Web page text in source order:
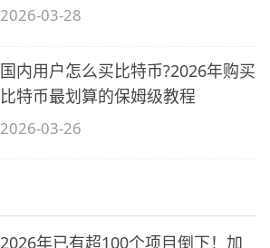
2026-03-28
国内用户怎么买比特币?2026年购买
比特币最划算的保姆级教程
2026-03-26
2026年已有超100个项目倒下！加